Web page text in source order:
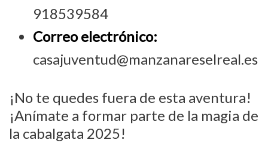
918539584
Correo electrónico:
casajuventud@manzanareselreal.es
¡No te quedes fuera de esta aventura!
¡Anímate a formar parte de la magia de
la cabalgata 2025!